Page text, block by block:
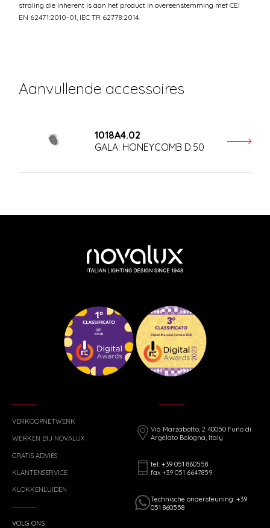
straling die inherent is aan het product in overeenstemming met CEI
EN 62471:2010-01, IEC TR 62778:2014.
Aanvullende accessoires
1018A4.02
GALA: HONEYCOMB D.50
VERKOOPNETWERK
WERKEN BIJ NOVALUX
GRATIS ADVIES
KLANTENSERVICE
KLOKKENLUIDEN
Via Marzabotto, 2 40050 Funo di
Argelato Bologna, Italy
tel: +39 051 860558
fax +39 051 6647859
Technische ondersteuning: +39
051 860558
VOLG ONS